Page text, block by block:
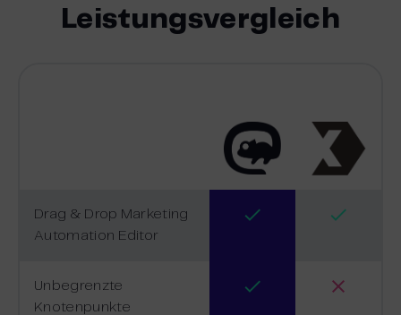
Leistungsvergleich
Drag & Drop Marketing
Automation Editor
Unbegrenzte
Knotenpunkte